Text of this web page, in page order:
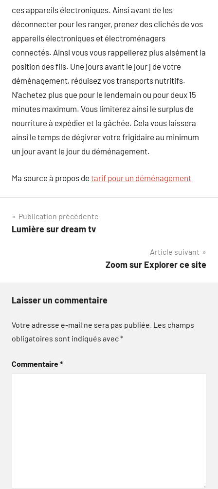
ces appareils électroniques. Ainsi avant de les
déconnecter pour les ranger, prenez des clichés de vos
appareils électroniques et électroménagers
connectés. Ainsi vous vous rappellerez plus aisément la
position des fils. Une jours avant le jour j de votre
déménagement, réduisez vos transports nutritifs.
N’achetez plus que pour le lendemain ou pour deux 15
minutes maximum. Vous limiterez ainsi le surplus de
nourriture à expédier et la gâchée. Cela vous laissera
ainsi le temps de dégivrer votre frigidaire au minimum
un jour avant le jour du déménagement.
Ma source à propos de tarif pour un déménagement
Navigation
de
Publication précédente
Lumière sur dream tv
Article suivant
Zoom sur Explorer ce site
Laisser un commentaire
Votre adresse e-mail ne sera pas publiée. Les champs
obligatoires sont indiqués avec*
Commentaire*